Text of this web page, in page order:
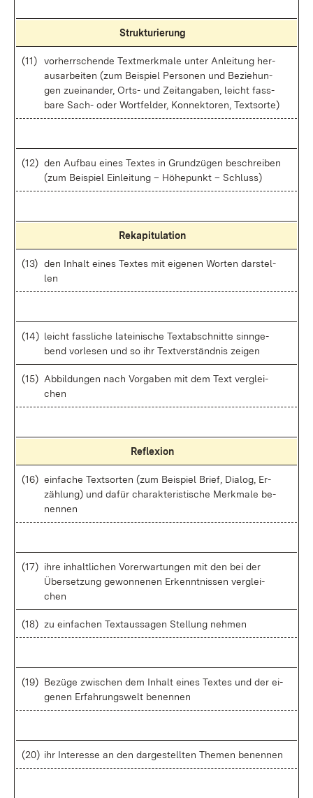
Struk­tu­rie­rung
(11)
vor­herr­schen­de Text­merk­ma­le un­ter An­lei­tung her­
aus­ar­bei­ten (zum Bei­spiel Per­so­nen und Be­zie­hun­
gen zu­ein­an­der, Orts- und Zeit­an­ga­ben, leicht fass­
ba­re Sach- oder Wort­fel­der, Kon­nek­to­ren, Text­sor­te)
(12) den Auf­bau ei­nes Tex­tes in Grund­zü­gen be­schrei­ben
(zum Bei­spiel Ein­lei­tung – Hö­he­punkt – Schluss)
Re­ka­pi­tu­la­ti­on
(13) den In­halt ei­nes Tex­tes mit ei­ge­nen Wor­ten dar­stel­
len
(14) leicht fass­li­che la­tei­ni­sche Text­ab­schnit­te sinn­ge­
bend vor­le­sen und so ihr Text­ver­ständ­nis zei­gen
(15) Ab­bil­dun­gen nach Vor­ga­ben mit dem Text ver­glei­
chen
Re­fle­xi­on
(16) ein­fa­che Text­sor­ten (zum Bei­spiel Brief, Dia­log, Er­
zäh­lung) und da­für cha­rak­te­ris­ti­sche Merk­ma­le be­
nen­nen
(17) ih­re in­halt­li­chen Vor­er­war­tun­gen mit den bei der
Über­set­zung ge­won­ne­nen Er­kennt­nis­sen ver­glei­
chen
(18) zu ein­fa­chen Text­aus­sa­gen Stel­lung neh­men
(19) Be­zü­ge zwi­schen dem In­halt ei­nes Tex­tes und der ei­
ge­nen Er­fah­rungs­welt be­nen­nen
(20) ihr In­ter­es­se an den dar­ge­stell­ten The­men be­nen­nen